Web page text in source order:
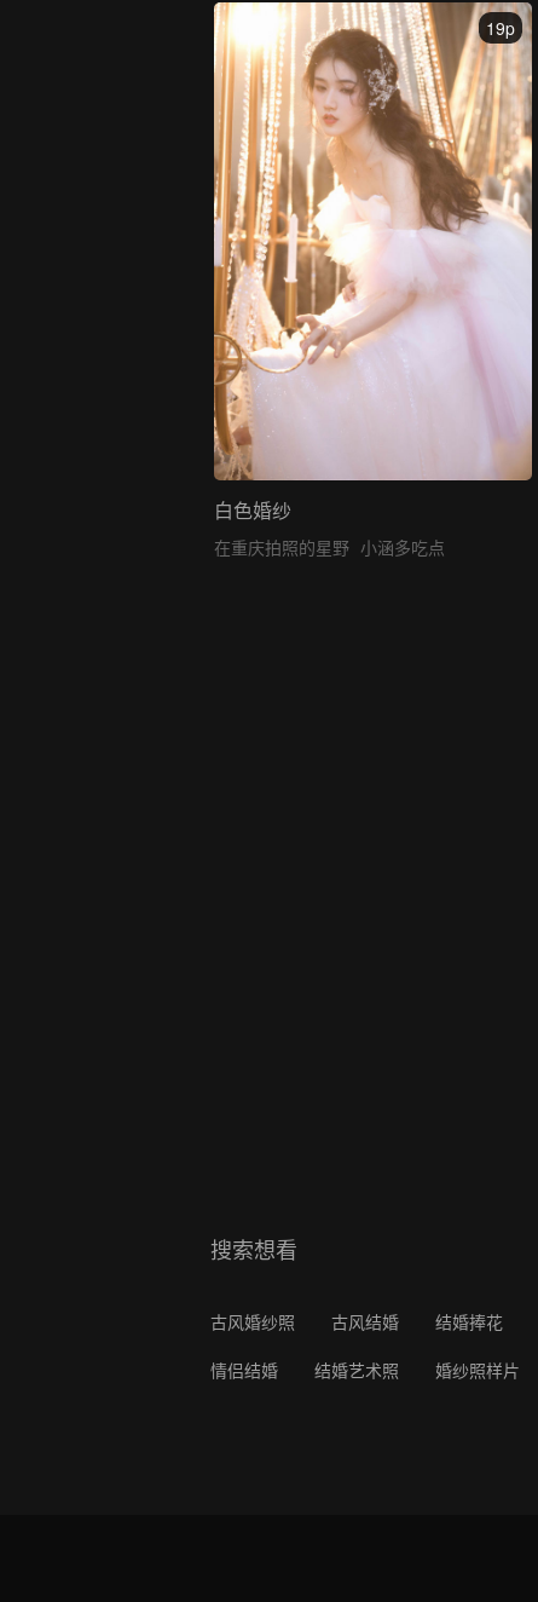
19p
白色婚纱
在重庆拍照的星野 小涵多吃点
搜索想看
古风婚纱照 古风结婚 结婚捧花
情侣结婚
结婚艺术照 婚纱照样片